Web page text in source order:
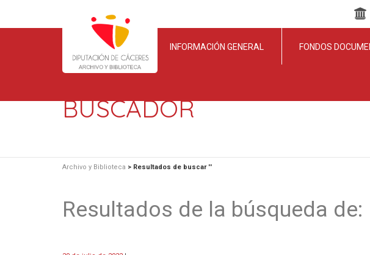
INFORMACIÓN GENERAL FONDOS
BUSCADOR
Archivo y Biblioteca > Resultados de buscar ''
Resultados de la búsqueda de: